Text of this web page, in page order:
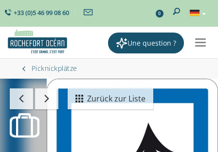
+33 (0)5 46 99 08 60 0
Une question ?
Picknickplätze
Zurück zur Liste